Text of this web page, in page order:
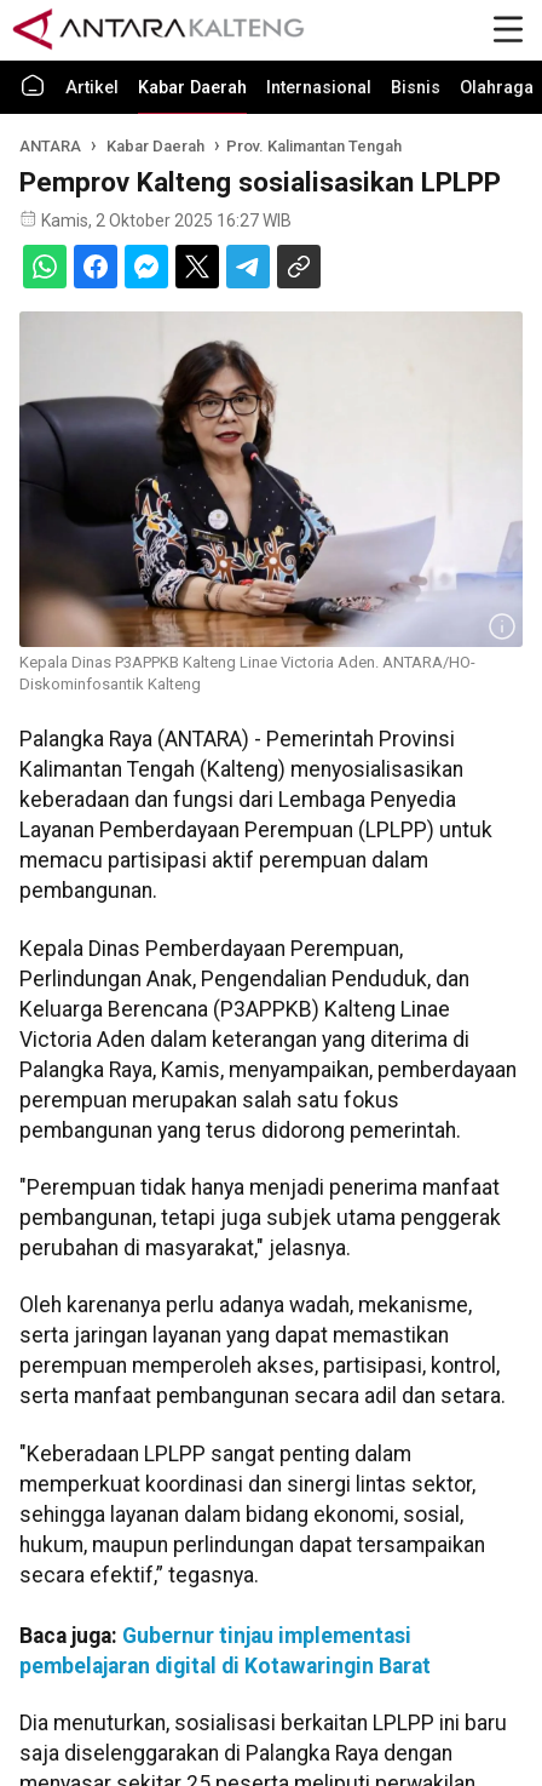
Artikel Kabar Daerah Internasional Bisnis Olahraga
ANTARA Kabar Daerah Prov. Kalimantan Tengah
Pemprov Kalteng sosialisasikan LPLPP
Kamis, 2 Oktober 2025 16:27 WIB
Kepala Dinas P3APPKB Kalteng Linae Victoria Aden. ANTARA/HO-
Diskominfosantik Kalteng
Palangka Raya (ANTARA) - Pemerintah Provinsi
Kalimantan Tengah (Kalteng) menyosialisasikan
keberadaan dan fungsi dari Lembaga Penyedia
Layanan Pemberdayaan Perempuan (LPLPP) untuk
memacu partisipasi aktif perempuan dalam
pembangunan.
Kepala Dinas Pemberdayaan Perempuan,
Perlindungan Anak, Pengendalian Penduduk, dan
Keluarga Berencana (P3APPKB) Kalteng Linae
Victoria Aden dalam keterangan yang diterima di
Palangka Raya, Kamis, menyampaikan, pemberdayaan
perempuan merupakan salah satu fokus
pembangunan yang terus didorong pemerintah.
"Perempuan tidak hanya menjadi penerima manfaat
pembangunan, tetapi juga subjek utama penggerak
perubahan di masyarakat," jelasnya.
Oleh karenanya perlu adanya wadah, mekanisme,
serta jaringan layanan yang dapat memastikan
perempuan memperoleh akses, partisipasi, kontrol,
serta manfaat pembangunan secara adil dan setara.
"Keberadaan LPLPP sangat penting dalam
memperkuat koordinasi dan sinergi lintas sektor,
sehingga layanan dalam bidang ekonomi, sosial,
hukum, maupun perlindungan dapat tersampaikan
secara efektif,” tegasnya.
Baca juga: Gubernur tinjau implementasi
pembelajaran digital di Kotawaringin Barat
Dia menuturkan, sosialisasi berkaitan LPLPP ini baru
saja diselenggarakan di Palangka Raya dengan